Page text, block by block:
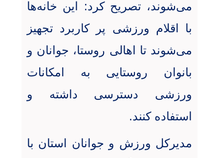
می‌شوند، تصریح کرد: این خانه‌ها
با اقلام ورزشی پر کاربرد تجهیز
می‌شوند تا اهالی روستا، جوانان و
بانوان روستایی به امکانات
ورزشی دسترسی داشته و
استفاده کنند.
مدیرکل ورزش و جوانان استان با